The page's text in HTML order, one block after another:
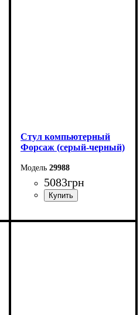
Стул компьютерный
Форсаж (серый-черный)
29988
5083грн